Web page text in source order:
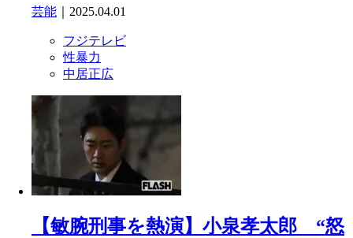
芸能 ｜2025.04.01
フジテレビ
性暴力
中居正広
【敏腕刑事を熱演】小泉孝太郎 “怒